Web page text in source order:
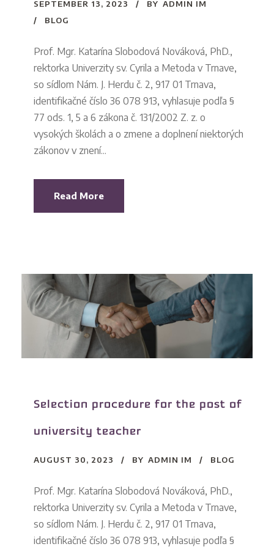
SEPTEMBER 13, 2023 BY ADMIN IM
BLOG
Prof. Mgr. Katarína Slobodová Nováková, PhD.,
rektorka Univerzity sv. Cyrila a Metoda v Trnave,
so sídlom Nám. J. Herdu č. 2, 917 01 Trnava,
identifikačné číslo 36 078 913, vyhlasuje podľa §
77 ods. 1, 5 a 6 zákona č. 131/2002 Z. z. o
vysokých školách a o zmene a doplnení niektorých
zákonov v znení...
Read More
Selection procedure for the post of
university teacher
AUGUST 30, 2023 BY ADMIN IM BLOG
Prof. Mgr. Katarína Slobodová Nováková, PhD.,
rektorka Univerzity sv. Cyrila a Metoda v Trnave,
so sídlom Nám. J. Herdu č. 2, 917 01 Trnava,
identifikačné číslo 36 078 913, vyhlasuje podľa §